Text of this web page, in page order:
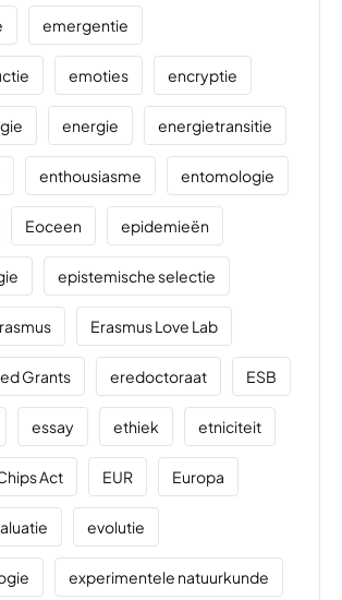
emergentie
emoties encryptie
energie energietransitie
enthousiasme entomologie
Eoceen epidemieën
epistemische selectie
Erasmus Love Lab
Grants eredoctoraat ESB
essay ethiek etniciteit
Act EUR Europa
evolutie
experimentele natuurkunde